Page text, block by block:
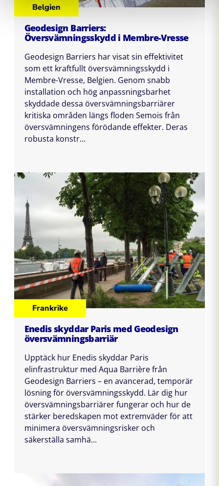
Belgien
Geodesign Barriers:
Översvämningsskydd i Membre-Vresse
Geodesign Barriers har visat sin effektivitet
som ett kraftfullt översvämningsskydd i
Membre-Vresse, Belgien. Genom snabb
installation och hög anpassningsbarhet
skyddade dessa översvämningsbarriärer
kritiska områden längs floden Semois från
översvämningens förödande effekter. Deras
robusta konstr...
Frankrike
Enedis skyddar Paris med Geodesign
översvämningsbarriär
Upptäck hur Enedis skyddar Paris
elinfrastruktur med Aqua Barrière från
Geodesign Barriers – en avancerad, temporär
lösning för översvämningsskydd. Lär dig hur
översvämningsbarriärer fungerar och hur de
stärker beredskapen mot extremväder för att
minimera översvämningsrisker och
säkerställa samhä...